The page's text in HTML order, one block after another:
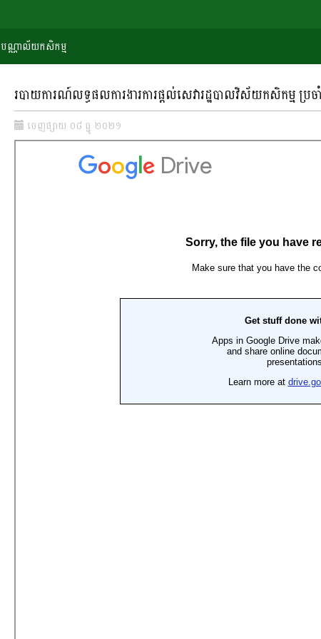
បណ្ណាល័យកសិកម្ម
របាយការណ៍លទ្ធផលការងារការផ្តល់សេវារដ្ឋបាលវិស័យកសិកម្ម ប្រ
ចេញ​ផ្សាយ ០៨ ធ្នូ ២០២១